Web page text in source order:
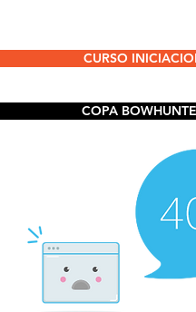
CURSO
COPA